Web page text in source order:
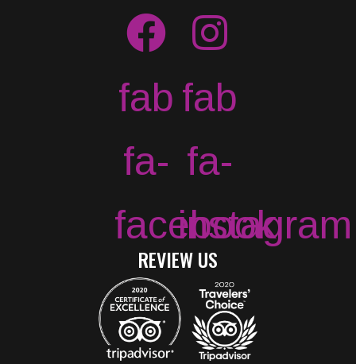
fab
fa-
facebook
fab
fa-
instagram
REVIEW US